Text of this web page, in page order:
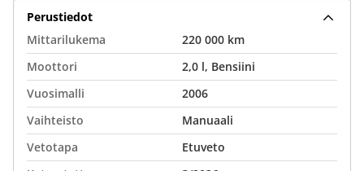
Perustiedot
Mittarilukema
220 000 km
Moottori
2,0 l, Bensiini
Vuosimalli
2006
Vaihteisto
Manuaali
Vetotapa
Etuveto